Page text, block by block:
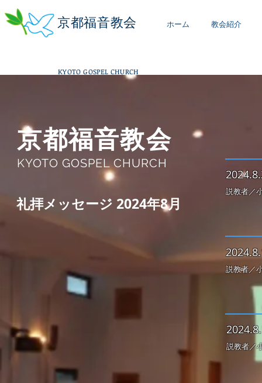
京都福音教会 ホーム 教会紹介
KYOTO GOSPEL CHURCH
京都福音教会
KYOTO GOSPEL CHURCH
​礼拝メッセージ 2024年8月
2
説教者／
2
説教者／
2
説教者／